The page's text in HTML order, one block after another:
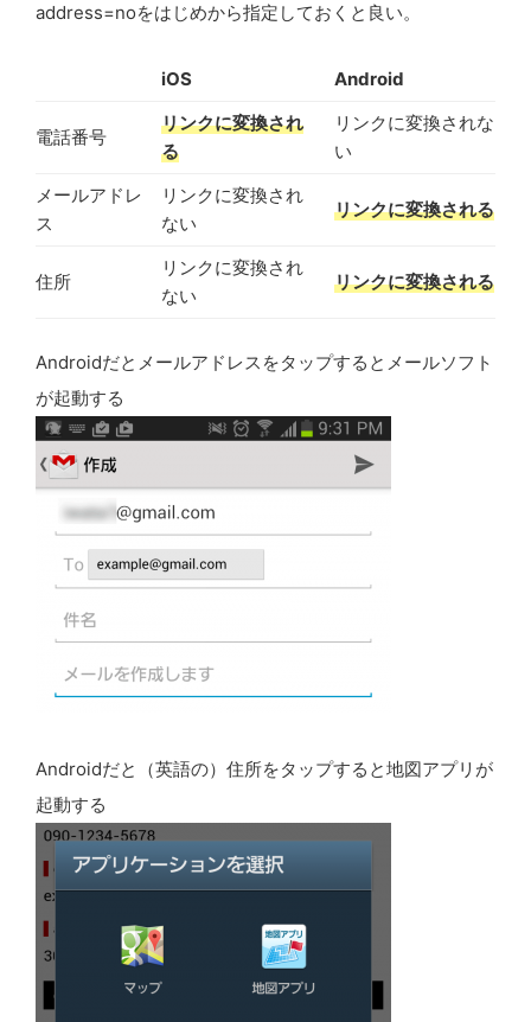
address=noをはじめから指定しておくと良い。
iOS Android
電話番号
リンクに変換され
る
リンクに変換されな
い
メールアドレ
ス
リンクに変換され
ない
リンクに変換される
住所
リンクに変換され
ない
リンクに変換される
Androidだとメールアドレスをタップするとメールソフト
が起動する
Androidだと（英語の）住所をタップすると地図アプリが
起動する